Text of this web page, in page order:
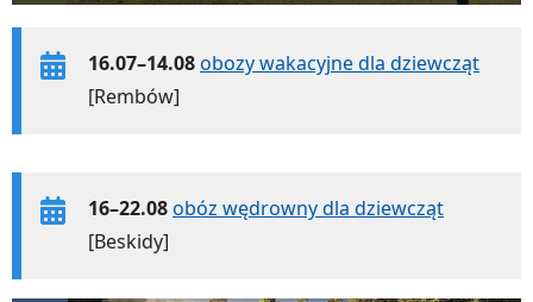
16.07–14.08obozy wakacyjne dla dziewcząt
[Rembów]
16–22.08obóz wędrowny dla dziewcząt
[Beskidy]